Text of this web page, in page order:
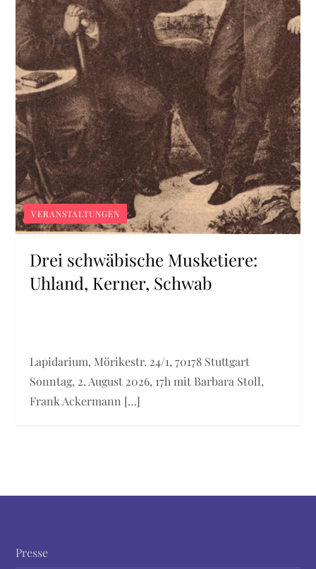
VERANSTALTUNGEN
Drei schwäbische Musketiere:
Uhland, Kerner, Schwab
Lapidarium, Mörikestr. 24/1, 70178 Stuttgart
Sonntag, 2. August 2026, 17h mit Barbara Stoll,
Frank Ackermann […]
Presse